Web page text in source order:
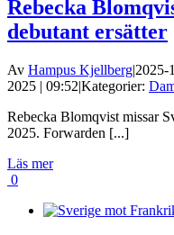
Rebecka
debutant ersätter
Av Hampus Kjellberg|2025-
2025 | 09:52|Kategorier:
Rebecka Blomqvist missar
2025. Forwarden [...]
Läs mer
0